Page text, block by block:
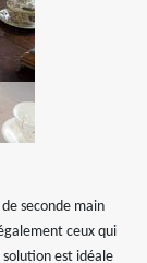
seconde main
ceux qui
est idéale